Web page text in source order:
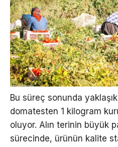
Bu süreç sonunda
domatesten 1 kilogram
oluyor. Alın terinin büyük
sürecinde, ürünün kalite